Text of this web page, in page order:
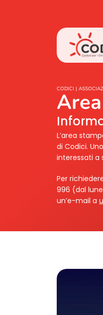
CODICI |
L’area
di Codici.
interessati a
Per
996 (dal
un’e-mail a